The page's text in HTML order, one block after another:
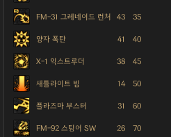
FM-31 그레네이드 런처 43 35
양자 폭탄 41 40
X-1 익스트루더 38 45
새틀라이트 빔 14 50
플라즈마 부스터 31 60
FM-92 스팅어 SW 26 70